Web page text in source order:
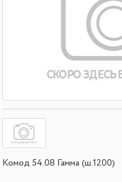
Комод 54.08 Гамма (ш.1200)